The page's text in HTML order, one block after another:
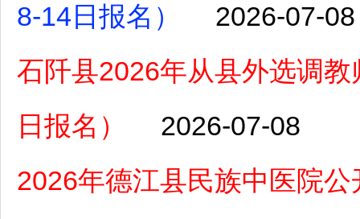
8-14日报名）
2026-07-08
石阡县2026年从县外选调
日报名）
2026-07-08
2026年德江县民族中医院